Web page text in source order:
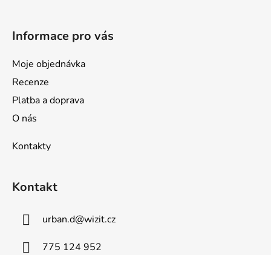
Informace pro vás
Moje objednávka
Recenze
Platba a doprava
O nás
Kontakty
Kontakt
urban.d@wizit.cz
775 124 952